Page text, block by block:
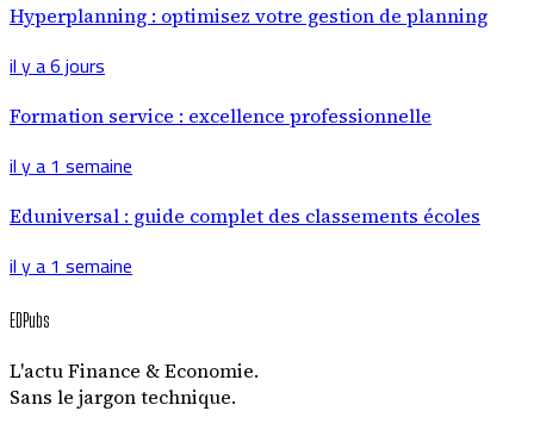
Hyperplanning : optimisez votre gestion de planning
il y a 6 jours
Formation service : excellence professionnelle
il y a 1 semaine
Eduniversal : guide complet des classements écoles
il y a 1 semaine
EDPubs
L'actu Finance & Economie.
Sans le jargon technique.